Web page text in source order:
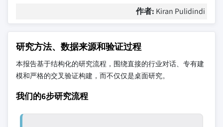
作者: Kiran Pulidindi
研究方法、数据来源和验证过程
本报告基于结构化的研究流程，围绕直接的行业对话、专有建
模和严格的交叉验证构建，而不仅仅是桌面研究。
我们的6步研究流程